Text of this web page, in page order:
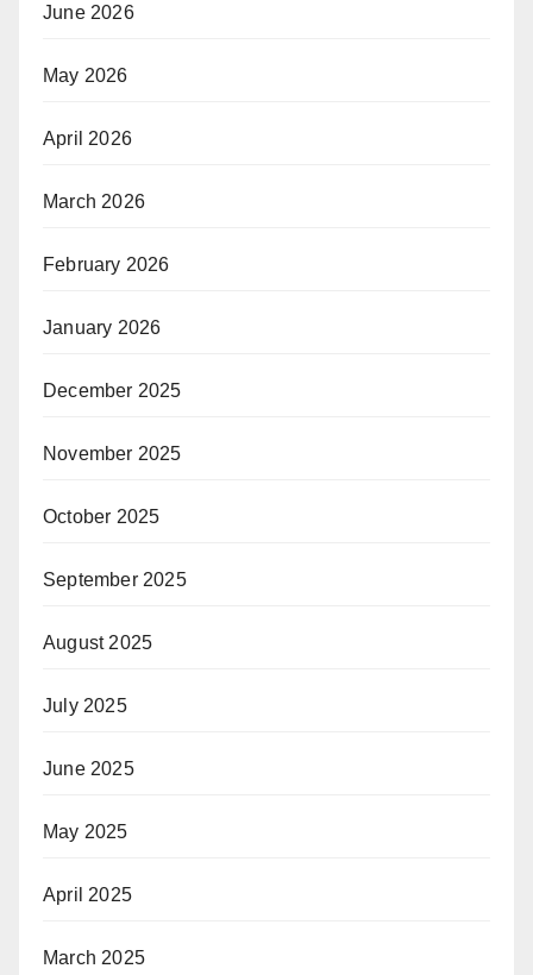
June 2026
May 2026
April 2026
March 2026
February 2026
January 2026
December 2025
November 2025
October 2025
September 2025
August 2025
July 2025
June 2025
May 2025
April 2025
March 2025